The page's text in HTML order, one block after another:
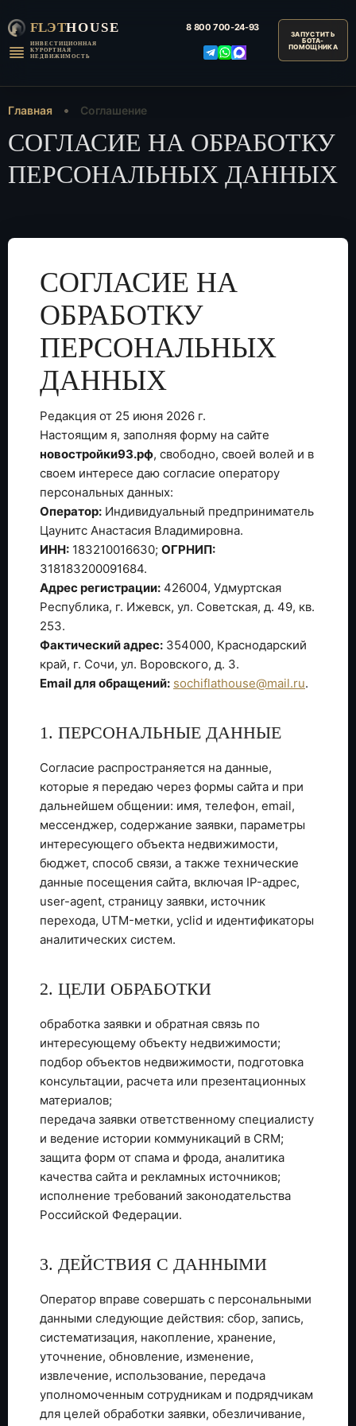
FLЭTHOUSE
ИНВЕСТИЦИОННАЯ
КУРОРТНАЯ
НЕДВИЖИМОСТЬ
8 800 700-24-93
Главная Соглашение
СОГЛАСИЕ НА ОБРАБОТКУ
ПЕРСОНАЛЬНЫХ ДАННЫХ
СОГЛАСИЕ НА
ОБРАБОТКУ
ПЕРСОНАЛЬНЫХ
ДАННЫХ
Редакция от 25 июня 2026 г.
Настоящим я, заполняя форму на сайте
новостройки93.рф, свободно, своей волей и в
своем интересе даю согласие оператору
персональных данных:
Оператор: Индивидуальный предприниматель
Цаунитс Анастасия Владимировна.
ИНН: 183210016630; ОГРНИП:
318183200091684.
Адрес регистрации: 426004, Удмуртская
Республика, г. Ижевск, ул. Советская, д. 49, кв.
253.
Фактический адрес: 354000, Краснодарский
край, г. Сочи, ул. Воровского, д. 3.
Email для обращений: sochiflathouse@mail.ru.
1. ПЕРСОНАЛЬНЫЕ ДАННЫЕ
Согласие распространяется на данные,
которые я передаю через формы сайта и при
дальнейшем общении: имя, телефон, email,
мессенджер, содержание заявки, параметры
интересующего объекта недвижимости,
бюджет, способ связи, а также технические
данные посещения сайта, включая IP-адрес,
user-agent, страницу заявки, источник
перехода, UTM-метки, yclid и идентификаторы
аналитических систем.
2. ЦЕЛИ ОБРАБОТКИ
обработка заявки и обратная связь по
интересующему объекту недвижимости;
подбор объектов недвижимости, подготовка
консультации, расчета или презентационных
материалов;
передача заявки ответственному специалисту
и ведение истории коммуникаций в CRM;
защита форм от спама и фрода, аналитика
качества сайта и рекламных источников;
исполнение требований законодательства
Российской Федерации.
3. ДЕЙСТВИЯ С ДАННЫМИ
Оператор вправе совершать с персональными
данными следующие действия: сбор, запись,
систематизация, накопление, хранение,
уточнение, обновление, изменение,
извлечение, использование, передача
уполномоченным сотрудникам и подрядчикам
для целей обработки заявки, обезличивание,